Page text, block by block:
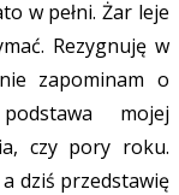
w pełni. Żar leje
Rezygnuję w
zapominam o
mojej
czy pory roku.
dziś przedstawię